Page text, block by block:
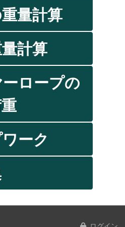
量計算
計算
ロープの
ーク